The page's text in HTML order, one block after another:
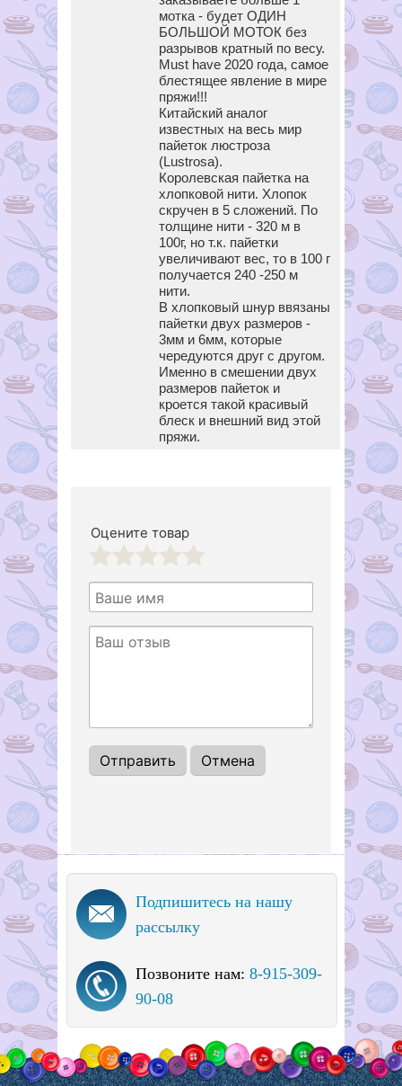
мотка - будет ОДИН
БОЛЬШОЙ МОТОК без
разрывов кратный по весу.
Must have 2020 года, самое
блестящее явление в мире
пряжи!!!
Китайский аналог
известных на весь мир
пайеток люстроза
(Lustrosa).
Королевская пайетка на
хлопковой нити. Хлопок
скручен в 5 сложений. По
толщине нити - 320 м в
100г, но т.к. пайетки
увеличивают вес, то в 100 г
получается 240 -250 м
нити.
В хлопковый шнур ввязаны
пайетки двух размеров -
3мм и 6мм, которые
чередуются друг с другом.
Именно в смешении двух
размеров пайеток и
кроется такой красивый
блеск и внешний вид этой
пряжи.
Оцените товар
Подпишитесь на нашу
рассылку
Позвоните нам: 8-915-309-
90-08